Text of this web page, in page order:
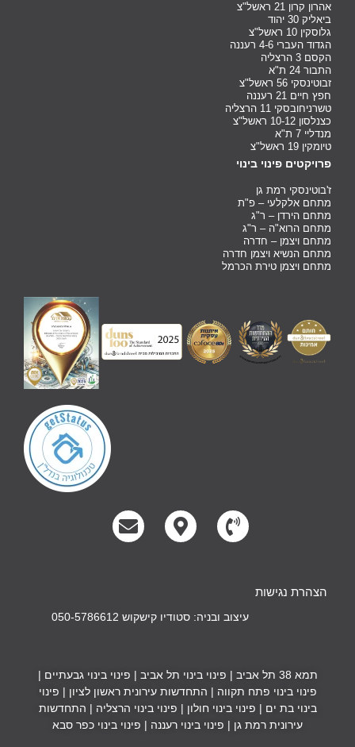
אהרון קרון 21 ראשל"צ
ביאליק 30 יהוד
גלוסקין 10 ראשל"צ
הגדוד העברי 4-6 רעננה
הקסם 3 הרצליה
התבור 24 ת"א
זבוטינסקי 56 ראשל"צ
חפץ חיים 21 רעננה
טשרניחובסקי 11 הרצליה
כצנלסון 10-12 ראשל"צ
מנדליי 7 ת"א
טיומקין 19 ראשל"צ
פרויקטים פינוי בינוי
ז'בוטינסקי רמת גן
מתחם אלקלעי – פ"ת
מתחם הירדן – ר"ג
מתחם הרוא"ה – ר"ג
מתחם ויצמן – חדרה
מתחם הנשיא ויצמן חדרה
מתחם ויצמן טירת הכרמל
הצהרת נגישות
עיצוב ובניה: סטודיו קישקוש 050-5786612
תמא 38 תל אביב | פינוי בינוי תל אביב| פינוי בינוי גבעתיים |
פינוי בינוי פתח תקווה | התחדשות עירונית ראשון לציון | פינוי
בינוי בת ים | פינוי בינוי חולון | פינוי בינוי הרצליה | התחדשות
עירונית רמת גן | פינוי בינוי רעננה | פינוי בינוי כפר סבא